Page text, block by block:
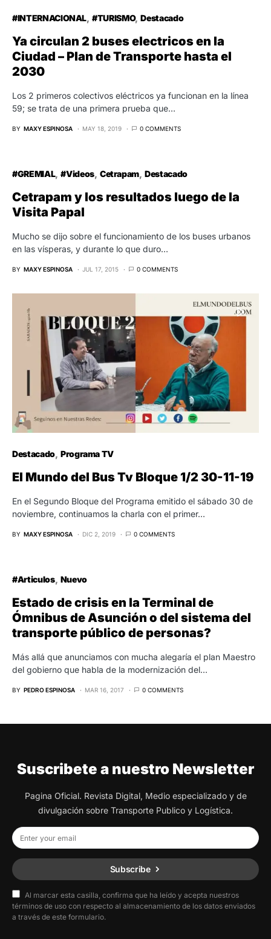
#INTERNACIONAL #TURISMO Destacado
Ya circulan 2 buses electricos en la
Ciudad – Plan de Transporte hasta el
2030
Los 2 primeros colectivos eléctricos ya funcionan en la línea
59; se trata de una primera prueba que…
BY MAXY ESPINOSA MAY 18, 2019 0 COMMENTS
#GREMIAL #Videos Cetrapam Destacado
Cetrapam y los resultados luego de la
Visita Papal
Mucho se dijo sobre el funcionamiento de los buses urbanos
en las vísperas, y durante lo que duro…
BY MAXY ESPINOSA JUL 17, 2015 0 COMMENTS
Destacado Programa TV
El Mundo del Bus Tv Bloque 1/2 30-11-19
En el Segundo Bloque del Programa emitido el sábado 30 de
noviembre, continuamos la charla con el primer…
BY MAXY ESPINOSA DIC 2, 2019 0 COMMENTS
#Articulos Nuevo
Estado de crisis en la Terminal de
Ómnibus de Asunción o del sistema del
transporte público de personas?
Más allá que anunciamos con mucha alegaría el plan Maestro
del gobierno que habla de la modernización del…
BY PEDRO ESPINOSA MAR 16, 2017 0 COMMENTS
Suscribete a nuestro Newsletter
Pagina Oficial. Revista Digital, Medio especializado y de
divulgación sobre Transporte Publico y Logística.
Subscribe
Al marcar esta casilla, confirma que ha leído y acepta nuestros
términos de uso con respecto al almacenamiento de los datos enviados
a través de este formulario.